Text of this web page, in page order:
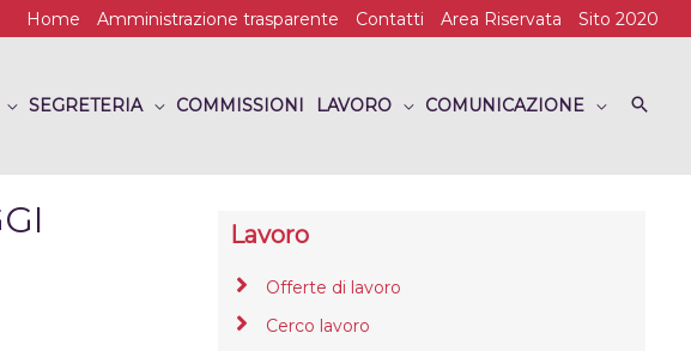
Home Amministrazione trasparente Contatti Area Riservata Sito 2020
SEGRETERIA COMMISSIONI LAVORO COMUNICAZIONE
Lavoro
Offerte di lavoro
Cerco lavoro